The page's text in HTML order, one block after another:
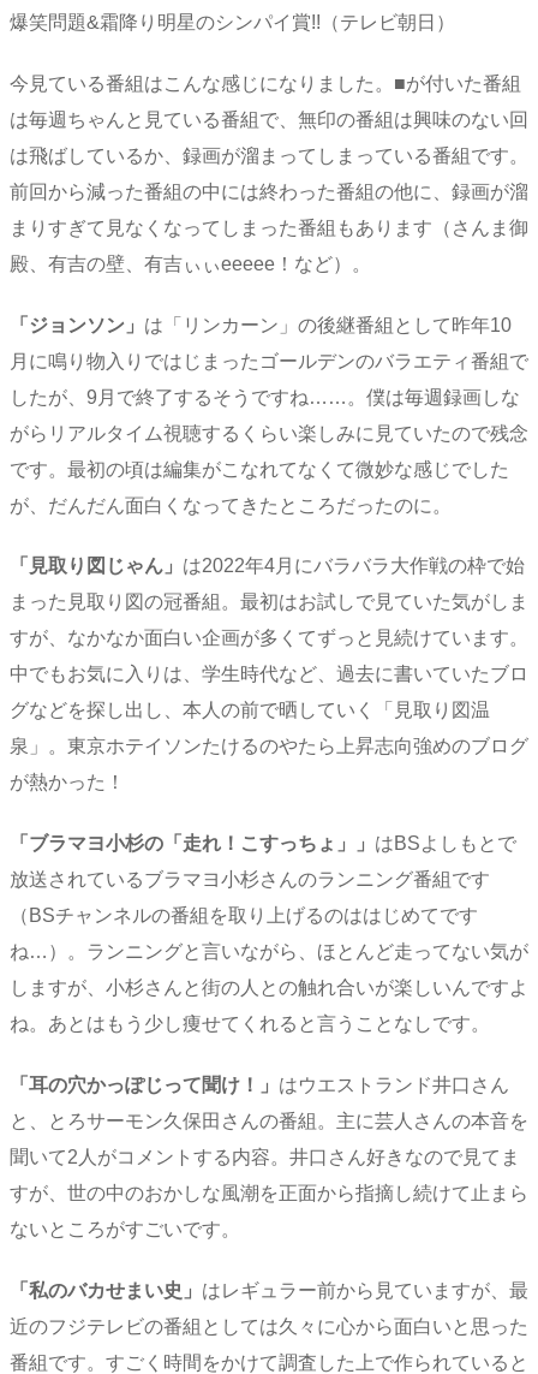
爆笑問題&霜降り明星のシンパイ賞!!（テレビ朝日）
今見ている番組はこんな感じになりました。■が付いた番組
は毎週ちゃんと見ている番組で、無印の番組は興味のない回
は飛ばしているか、録画が溜まってしまっている番組です。
前回から減った番組の中には終わった番組の他に、録画が溜
まりすぎて見なくなってしまった番組もあります（さんま御
殿、有吉の壁、有吉ぃぃeeeee！など）。
「ジョンソン」 は「リンカーン」の後継番組として昨年10
月に鳴り物入りではじまったゴールデンのバラエティ番組で
したが、9月で終了するそうですね……。僕は毎週録画しな
がらリアルタイム視聴するくらい楽しみに見ていたので残念
です。最初の頃は編集がこなれてなくて微妙な感じでした
が、だんだん面白くなってきたところだったのに。
「見取り図じゃん」 は2022年4月にバラバラ大作戦の枠で始
まった見取り図の冠番組。最初はお試しで見ていた気がしま
すが、なかなか面白い企画が多くてずっと見続けています。
中でもお気に入りは、学生時代など、過去に書いていたブロ
グなどを探し出し、本人の前で晒していく「見取り図温
泉」。東京ホテイソンたけるのやたら上昇志向強めのブログ
が熱かった！
「ブラマヨ小杉の「走れ！こすっちょ」」 はBSよしもとで
放送されているブラマヨ小杉さんのランニング番組です
（BSチャンネルの番組を取り上げるのははじめてです
ね…）。ランニングと言いながら、ほとんど走ってない気が
しますが、小杉さんと街の人との触れ合いが楽しいんですよ
ね。あとはもう少し痩せてくれると言うことなしです。
「耳の穴かっぽじって聞け！」 はウエストランド井口さん
と、とろサーモン久保田さんの番組。主に芸人さんの本音を
聞いて2人がコメントする内容。井口さん好きなので見てま
すが、世の中のおかしな風潮を正面から指摘し続けて止まら
ないところがすごいです。
「私のバカせまい史」 はレギュラー前から見ていますが、最
近のフジテレビの番組としては久々に心から面白いと思った
番組です。すごく時間をかけて調査した上で作られていると